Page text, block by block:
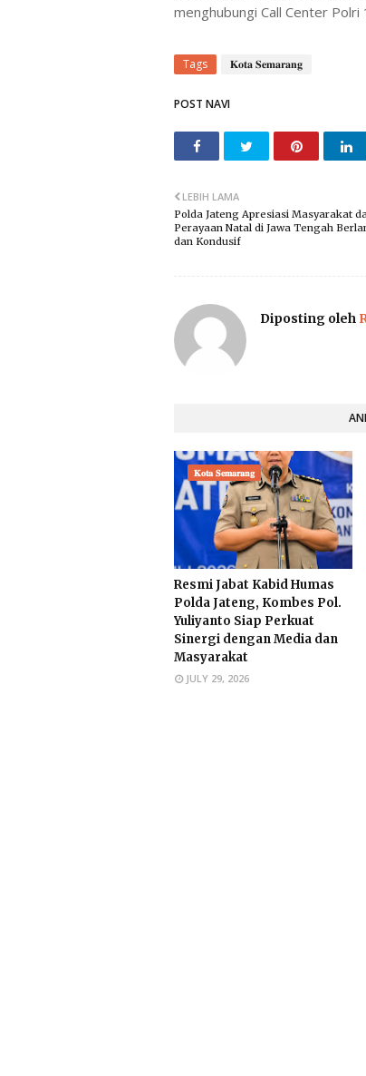
menghubungi Call Center Polri
Tags 𝐊𝐨𝐭𝐚 𝐒𝐞𝐦𝐚𝐫𝐚𝐧𝐠
POST NAVI
LEBIH LAMA
Polda Jateng Apresiasi Masyarakat
Perayaan Natal di Jawa Tengah
dan Kondusif
Diposting oleh
𝐊𝐨𝐭𝐚 𝐒𝐞𝐦𝐚𝐫𝐚𝐧𝐠
Resmi Jabat Kabid Humas
Polda Jateng, Kombes Pol.
Yuliyanto Siap Perkuat
Sinergi dengan Media dan
Masyarakat
JULY 29, 2026